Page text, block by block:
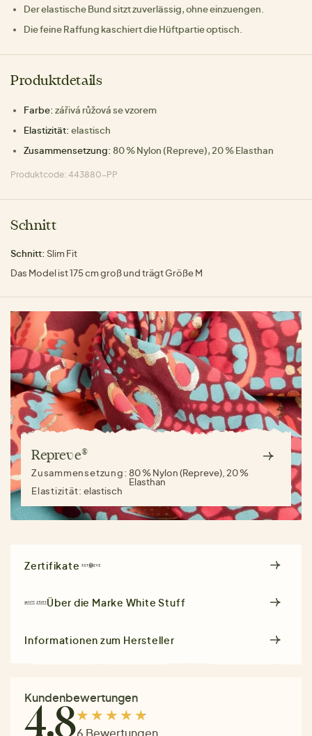
Der elastische Bund sitzt zuverlässig, ohne einzuengen.
Die feine Raffung kaschiert die Hüftpartie optisch.
Produktdetails
Farbe: zářivá růžová se vzorem
Elastizität: elastisch
Zusammensetzung: 80 % Nylon (Repreve), 20 % Elasthan
Produktcode: 443880-PP
Schnitt
Schnitt: Slim Fit
Das Model ist 175 cm groß und trägt Größe M
Repreve®
Zusammensetzung:80 % Nylon (Repreve), 20 %
Elasthan
Elastizität:elastisch
Zertifikate
Über die Marke White Stuff
Informationen zum Hersteller
Kundenbewertungen
4.86 Bewertungen